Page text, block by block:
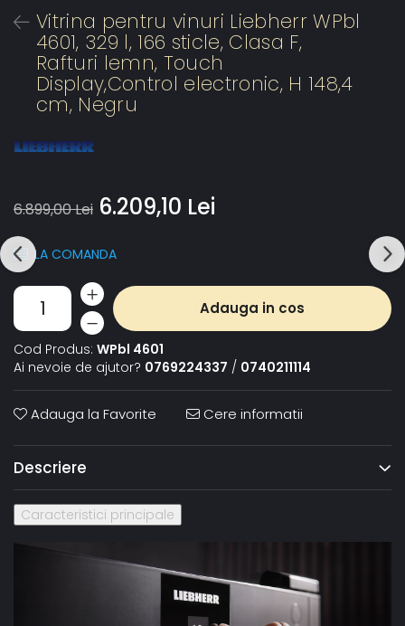
Vitrina pentru vinuri Liebherr WPbl
4601, 329 l, 166 sticle, Clasa F,
Rafturi lemn, Touch
Display,Control electronic, H 148,4
cm, Negru
6.899,00 Lei 6.209,10 Lei
LA COMANDA
Adauga in cos
Cod Produs: WPbl 4601
Ai nevoie de ajutor? 0769224337 / 0740211114
Adauga la Favorite Cere informatii
Descriere
Caracteristici principale